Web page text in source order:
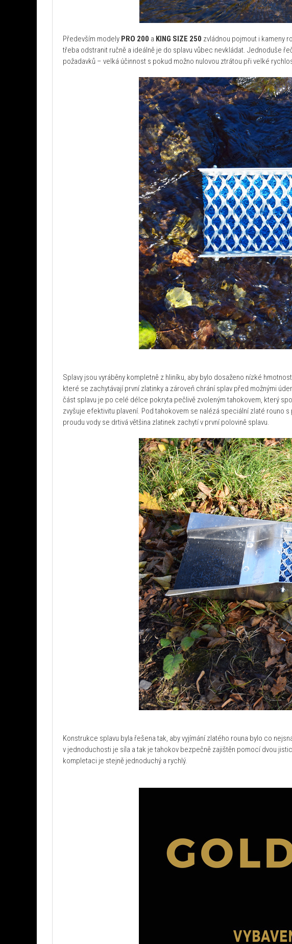
Především modely PRO 200 a KING SIZE 250 zvládnou pojmout i kameny
třeba odstranit ručně a ideálně je do splavu vůbec nevkládat. Jednoduše
požadavků – velká účinnost s pokud možno nulovou ztrátou při velké
Splavy jsou vyráběny kompletně z hliníku, aby bylo dosaženo nízké
které se zachytávají první zlatinky a zároveň chrání splav před možnými
část splavu je po celé délce pokryta pečlivě zvoleným tahokovem, který
zvyšuje efektivitu plavení. Pod tahokovem se nalézá speciální zlaté rouno
proudu vody se drtivá většina zlatinek zachytí v první polovině splavu.
Konstrukce splavu byla řešena tak, aby vyjímání zlatého rouna bylo co
v jednoduchosti je síla a tak je tahokov bezpečně zajištěn pomocí dvou
kompletaci je stejně jednoduchý a rychlý.